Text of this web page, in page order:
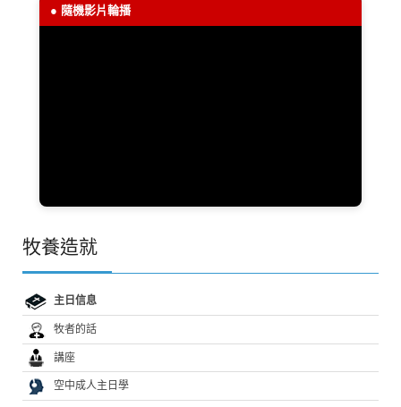
● 隨機影片輪播
牧養造就
主日信息
牧者的話
講座
空中成人主日學